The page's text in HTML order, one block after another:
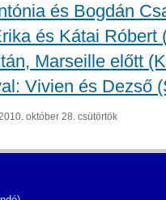
és Bogdán
és Kátai Róbert
Marseille előtt
Vivien és Dezső
október 28. csütörtök